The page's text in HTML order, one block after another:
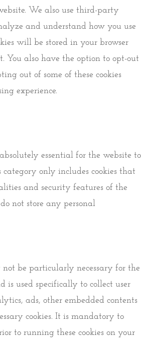
We also use third-party
and understand how you use
will be stored in your browser
You also have the option to opt-out
out of some of these cookies
experience.
essential for the website to
only includes cookies that
and security features of the
not store any personal
be particularly necessary for the
is used specifically to collect user
ads, other embedded contents
cookies. It is mandatory to
to running these cookies on your